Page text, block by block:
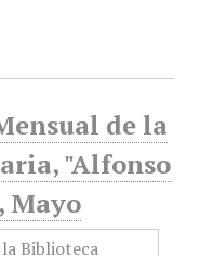
de la
"Alfonso
Mayo